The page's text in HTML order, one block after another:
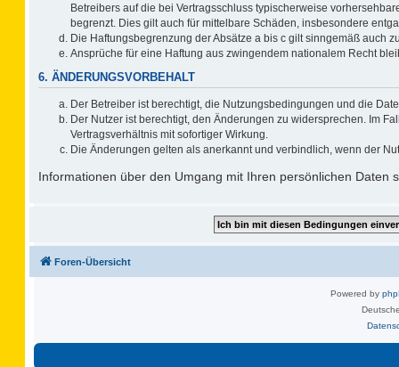
Betreibers auf die bei Vertragsschluss typischerweise
begrenzt. Dies gilt auch für mittelbare Schäden, insbesondere
Die Haftungsbegrenzung der Absätze a bis c gilt sinngemäß auch
Ansprüche für eine Haftung aus zwingendem nationalem Recht
6. ÄNDERUNGSVORBEHALT
Der Betreiber ist berechtigt, die Nutzungsbedingungen und die
Der Nutzer ist berechtigt, den Änderungen zu widersprechen. Im
Vertragsverhältnis mit sofortiger Wirkung.
Die Änderungen gelten als anerkannt und verbindlich, wenn der
Informationen über den Umgang mit Ihren persönlichen Daten
Foren-Übersicht
Powered by